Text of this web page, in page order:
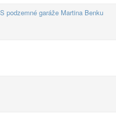
podzemné garáže Martina Benku